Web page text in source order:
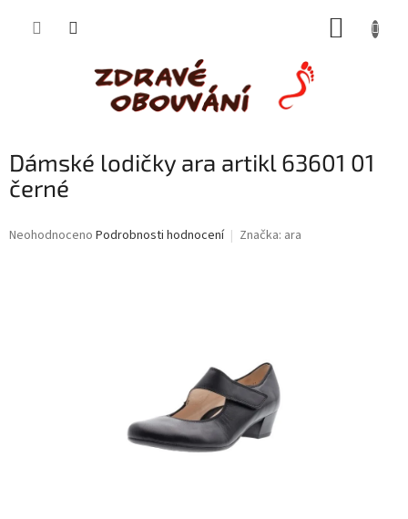
Dámské lodičky ara artikl 63601 01
černé
Průměrné
Neohodnoceno Podrobnosti hodnocení Značka: ara